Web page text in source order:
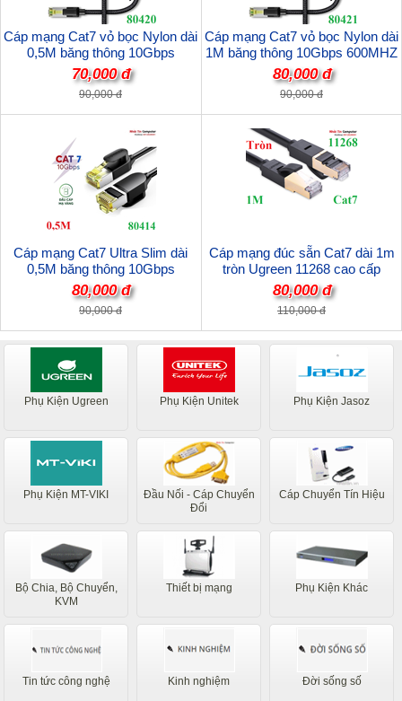
Cáp mạng Cat7 vỏ bọc Nylon dài
0,5M băng thông 10Gbps
600MHZ Ugreen 80420 cao cấp
70,000 đ
90,000 đ
Cáp mạng Cat7 vỏ bọc Nylon dài
1M băng thông 10Gbps 600MHZ
Ugreen 80421 cao cấp
80,000 đ
90,000 đ
Cáp mạng Cat7 Ultra Slim dài
0,5M băng thông 10Gbps
600MHZ Ugreen 80414 cao cấp
80,000 đ
90,000 đ
Cáp mạng đúc sẵn Cat7 dài 1m
tròn Ugreen 11268 cao cấp
80,000 đ
110,000 đ
Phụ Kiện Ugreen Phụ Kiện Unitek Phụ Kiện Jasoz
Phụ Kiện MT-VIKI
Đầu Nối - Cáp Chuyển
Đổi
Cáp Chuyển Tín Hiệu
Bộ Chia, Bộ Chuyển,
KVM
Thiết bị mạng Phụ Kiện Khác
Tin tức công nghệ Kinh nghiệm Đời sống số